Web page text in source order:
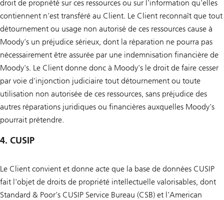
droit de propriété sur ces ressources ou sur l'information qu'elles
contiennent n'est transféré au Client. Le Client reconnaît que tout
détournement ou usage non autorisé de ces ressources cause à
Moody's un préjudice sérieux, dont la réparation ne pourra pas
nécessairement être assurée par une indemnisation financière de
Moody's. Le Client donne donc à Moody's le droit de faire cesser
par voie d'injonction judiciaire tout détournement ou toute
utilisation non autorisée de ces ressources, sans préjudice des
autres réparations juridiques ou financières auxquelles Moody's
pourrait prétendre.
4. CUSIP
Le Client convient et donne acte que la base de données CUSIP
fait l'objet de droits de propriété intellectuelle valorisables, dont
Standard & Poor's CUSIP Service Bureau (CSB) et l'American